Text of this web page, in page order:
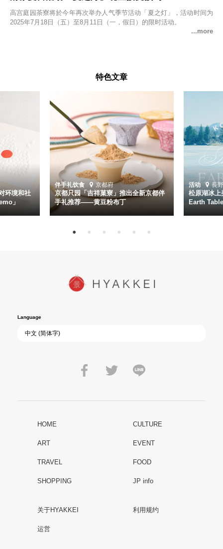
高宫庭园茶寮将於今年再次举办人气季节活动「夏之灯」，活动时间为
2025年7月18日（五）至8月11日（一，假日）的限时活动。
特色文章
环境和社
」
伴手礼饮食 京都府
京都只园「吉祥菓寮」推出全新京都伴
手礼推荐——黄豆粉布丁
活动 長
松原湖冰
Earth
Language
HOME CULTURE
ART EVENT
TRAVEL FOOD
SHOPPING JP info
关于HYAKKEI 利用规约
运営